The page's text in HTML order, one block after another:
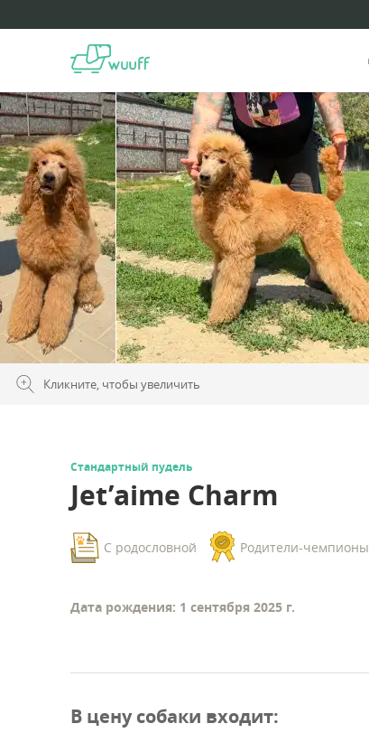
Кликните, чтобы увеличить
Стандартный пудель
Jet’aime Charm
С родословной Родители-чемпионы
Дата рождения: 1 сентября 2025 г.
В цену собаки входит: